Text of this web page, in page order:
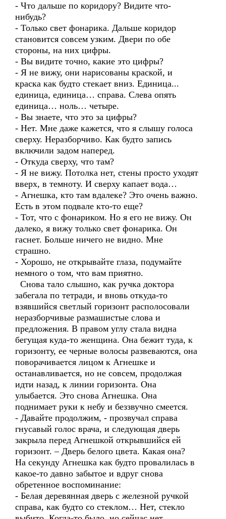
- Что дальше по коридору? Видите что-
нибудь?
- Только свет фонарика. Дальше коридор
становится совсем узким. Двери по обе
стороны, на них цифры.
- Вы видите точно, какие это цифры?
- Я не вижу, они нарисованы краской, и
краска как будто стекает вниз. Единица...
единица, единица… справа. Слева опять
единица… ноль… четыре.
- Вы знаете, что это за цифры?
- Нет. Мне даже кажется, что я слышу голоса
сверху. Неразборчиво. Как будто запись
включили задом наперед.
- Откуда сверху, что там?
- Я не вижу. Потолка нет, стены просто уходят
вверх, в темноту. И сверху капает вода…
- Агнешка, кто там вдалеке? Это очень важно.
Есть в этом подвале кто-то еще?
- Тот, что с фонариком. Но я его не вижу. Он
далеко, я вижу только свет фонарика. Он
гаснет. Больше ничего не видно. Мне
страшно.
- Хорошо, не открывайте глаза, подумайте
немного о том, что вам приятно.
Снова тало слышно, как ручка доктора
забегала по тетради, и вновь откуда-то
взявшийся светлый горизонт располосовали
неразборчивые размашистые слова и
предложения. В правом углу стала видна
бегущая куда-то женщина. Она бежит туда, к
горизонту, ее черные волосы развеваются, она
поворачивается лицом к Агнешке и
останавливается, но не совсем, продолжая
идти назад, к линии горизонта. Она
улыбается. Это снова Агнешка. Она
поднимает руки к небу и беззвучно смеется.
- Давайте продолжим, - прозвучал справа
гнусавый голос врача, и следующая дверь
закрыла перед Агнешкой открывшийся ей
горизонт. – Дверь белого цвета. Какая она?
На секунду Агнешка как будто провалилась в
какое-то давно забытое и вдруг снова
обретенное воспоминание:
- Белая деревянная дверь с железной ручкой
справа, как будто со стеклом… Нет, стекло